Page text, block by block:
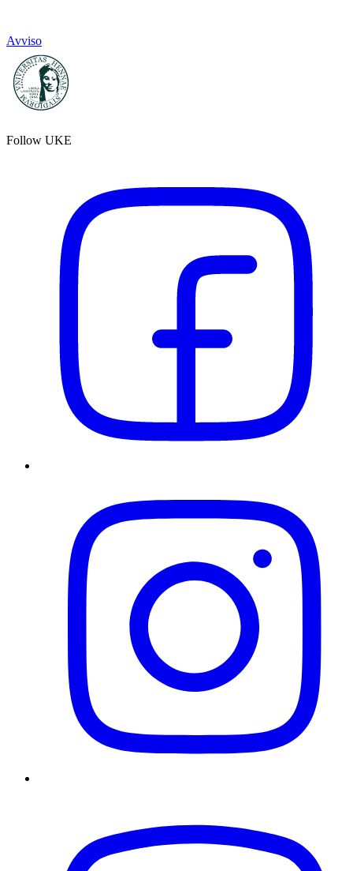
Avviso
Follow UKE